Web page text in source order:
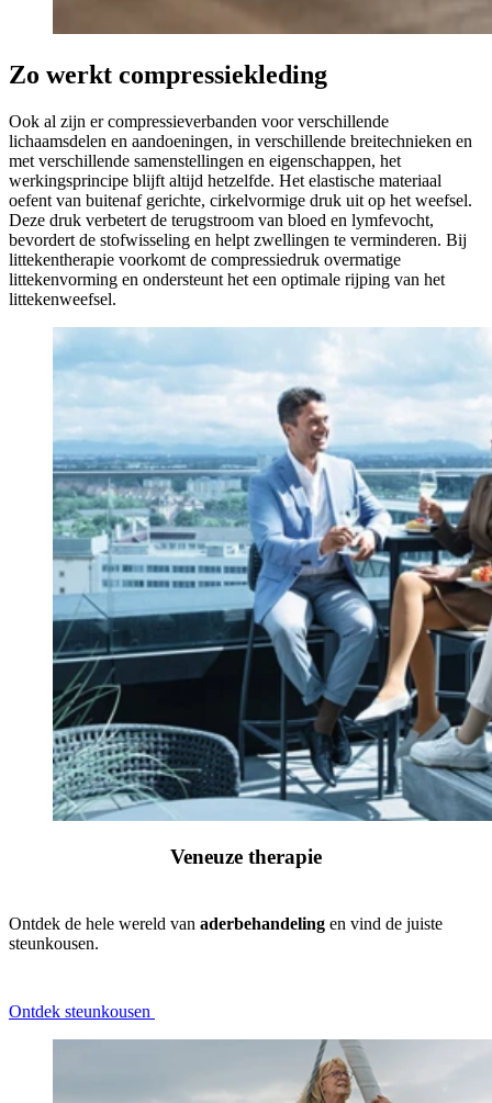
Zo werkt compressiekleding
Ook al zijn er compressieverbanden voor verschillende
lichaamsdelen en aandoeningen, in verschillende breitechnieken en
met verschillende samenstellingen en eigenschappen, het
werkingsprincipe blijft altijd hetzelfde. Het elastische materiaal
oefent van buitenaf gerichte, cirkelvormige druk uit op het weefsel.
Deze druk verbetert de terugstroom van bloed en lymfevocht,
bevordert de stofwisseling en helpt zwellingen te verminderen. Bij
littekentherapie voorkomt de compressiedruk overmatige
littekenvorming en ondersteunt het een optimale rijping van het
littekenweefsel.
Veneuze therapie
Ontdek de hele wereld van aderbehandeling en vind de juiste
steunkousen.
Ontdek steunkousen